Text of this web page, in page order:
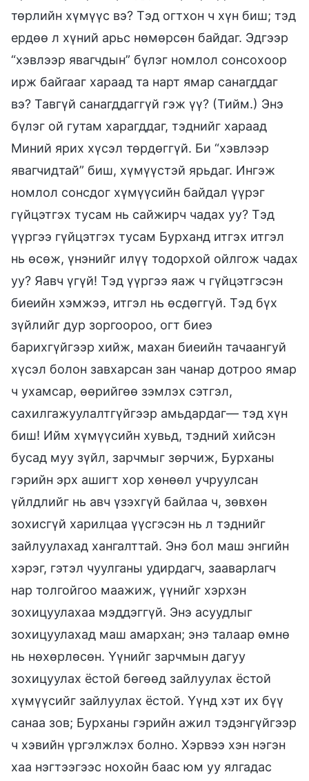
төрлийн хүмүүс вэ? Тэд огтхон ч хүн биш; тэд
ердөө л хүний арьс нөмөрсөн байдаг. Эдгээр
“хэвлээр явагчдын” бүлэг номлол сонсохоор
ирж байгааг хараад та нарт ямар санагддаг
вэ? Тавгүй санагддаггүй гэж үү? (Тийм.) Энэ
бүлэг ой гутам харагддаг, тэднийг хараад
Миний ярих хүсэл төрдөггүй. Би “хэвлээр
явагчидтай” биш, хүмүүстэй ярьдаг. Ингэж
номлол сонсдог хүмүүсийн байдал үүрэг
гүйцэтгэх тусам нь сайжирч чадах уу? Тэд
үүргээ гүйцэтгэх тусам Бурханд итгэх итгэл
нь өсөж, үнэнийг илүү тодорхой ойлгож чадах
уу? Яавч үгүй! Тэд үүргээ яаж ч гүйцэтгэсэн
биеийн хэмжээ, итгэл нь өсдөггүй. Тэд бүх
зүйлийг дур зоргоороо, огт биеэ
барихгүйгээр хийж, махан биеийн тачаангуй
хүсэл болон завхарсан зан чанар дотроо ямар
ч ухамсар, өөрийгөө зэмлэх сэтгэл,
сахилгажуулалтгүйгээр амьдардаг— тэд хүн
биш! Ийм хүмүүсийн хувьд, тэдний хийсэн
бусад муу зүйл, зарчмыг зөрчиж, Бурханы
гэрийн эрх ашигт хор хөнөөл учруулсан
үйлдлийг нь авч үзэхгүй байлаа ч, зөвхөн
зохисгүй харилцаа үүсгэсэн нь л тэднийг
зайлуулахад хангалттай. Энэ бол маш энгийн
хэрэг, гэтэл чуулганы удирдагч, зааварлагч
нар толгойгоо маажиж, үүнийг хэрхэн
зохицуулахаа мэддэггүй. Энэ асуудлыг
зохицуулахад маш амархан; энэ талаар өмнө
нь нөхөрлөсөн. Үүнийг зарчмын дагуу
зохицуулах ёстой бөгөөд зайлуулах ёстой
хүмүүсийг зайлуулах ёстой. Үүнд хэт их бүү
санаа зов; Бурханы гэрийн ажил тэдэнгүйгээр
ч хэвийн үргэлжлэх болно. Хэрвээ хэн нэгэн
хаа нэгтээгээс нохойн баас юм уу ялгадас